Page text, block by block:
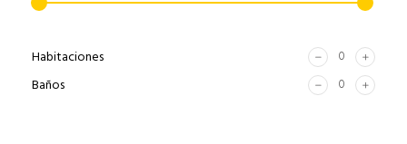
Habitaciones
Baños